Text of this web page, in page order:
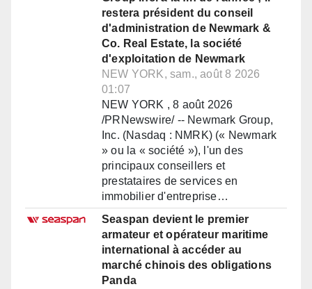
restera président du conseil
d'administration de Newmark &
Co. Real Estate, la société
d'exploitation de Newmark
NEW YORK, sam., août 8 2026
01:07
NEW YORK , 8 août 2026
/PRNewswire/ -- Newmark Group,
Inc. (Nasdaq : NMRK) (« Newmark
» ou la « société »), l'un des
principaux conseillers et
prestataires de services en
immobilier d'entreprise…
Seaspan devient le premier
armateur et opérateur maritime
international à accéder au
marché chinois des obligations
Panda